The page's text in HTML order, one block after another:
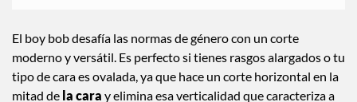
El boy bob desafía las normas de género con un corte
moderno y versátil. Es perfecto si tienes rasgos alargados o tu
tipo de cara es ovalada, ya que hace un corte horizontal en la